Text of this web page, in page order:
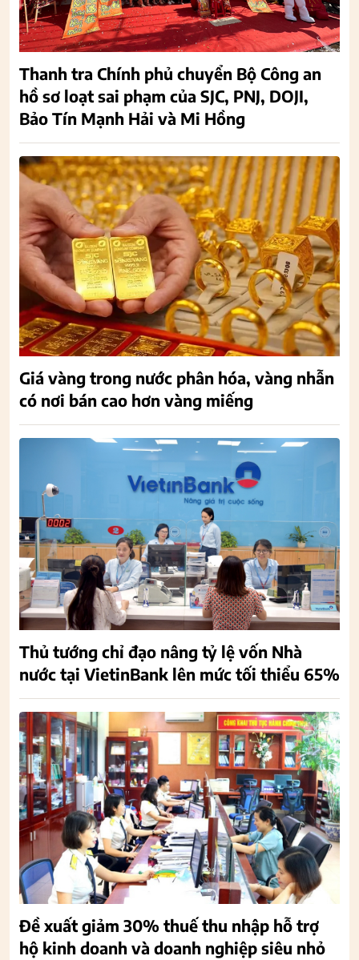
Thanh tra Chính phủ chuyển Bộ Công an
hồ sơ loạt sai phạm của SJC, PNJ, DOJI,
Bảo Tín Mạnh Hải và Mi Hồng
Giá vàng trong nước phân hóa, vàng nhẫn
có nơi bán cao hơn vàng miếng
Thủ tướng chỉ đạo nâng tỷ lệ vốn Nhà
nước tại VietinBank lên mức tối thiểu 65%
Đề xuất giảm 30% thuế thu nhập hỗ trợ
hộ kinh doanh và doanh nghiệp siêu nhỏ